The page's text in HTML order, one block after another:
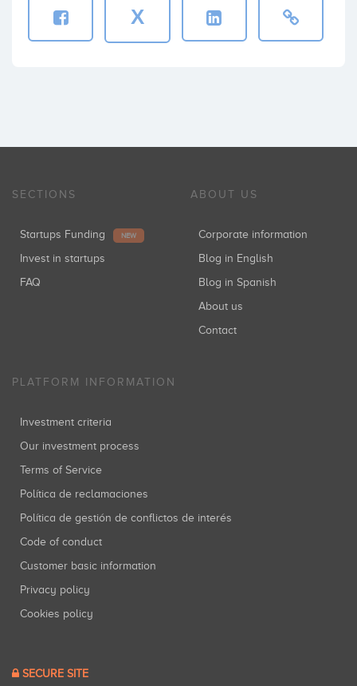
X
SECTIONS
Startups Funding NEW
Invest in startups
FAQ
ABOUT US
Corporate information
Blog in English
Blog in Spanish
About us
Contact
PLATFORM INFORMATION
Investment criteria
Our investment process
Terms of Service
Política de reclamaciones
Política de gestión de conflictos de interés
Code of conduct
Customer basic information
Privacy policy
Cookies policy
SECURE SITE